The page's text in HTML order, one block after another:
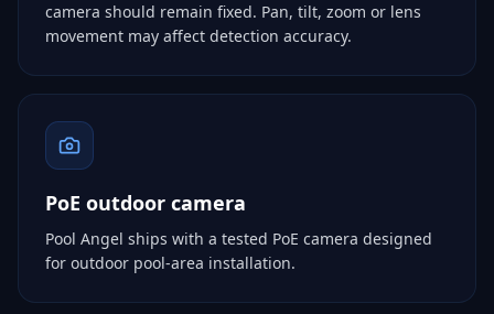
camera should remain fixed. Pan, tilt, zoom or lens
movement may affect detection accuracy.
PoE outdoor camera
Pool Angel ships with a tested PoE camera designed
for outdoor pool-area installation.